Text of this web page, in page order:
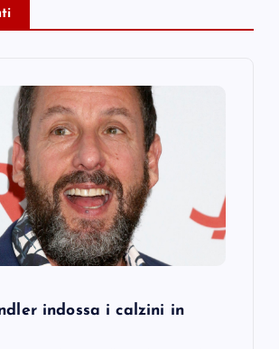
indossa i calzini in